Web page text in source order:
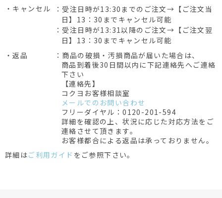
・キャンセル
：受注日時が13:30までのご注文→【ご注文当
日】13：30までキャンセル可能
：受注日時が13:31以降のご注文→【ご注文翌
日】13：30までキャンセル可能
・返品
：商品の破損・汚損商品が届いた場合は、
商品到着後30日間以内に下記連絡先へご連絡
下さい
【連絡先】
コクヨお客様相談室
メールでのお問い合わせ
フリーダイヤル：0120-201-594
詳細を確認の上、状況に応じた対応方法をご
連絡させて頂きます。
お客様都合による返品は承っておりません。
詳細はご利用ガイド をご参照下さい。